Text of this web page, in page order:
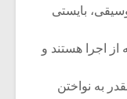
بایستی
اجرا هستند و
به نواختن